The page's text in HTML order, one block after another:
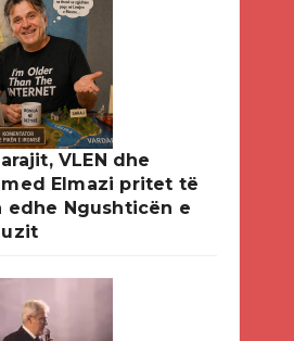
VLEN dhe
Elmazi pritet të
edhe Ngushticën e